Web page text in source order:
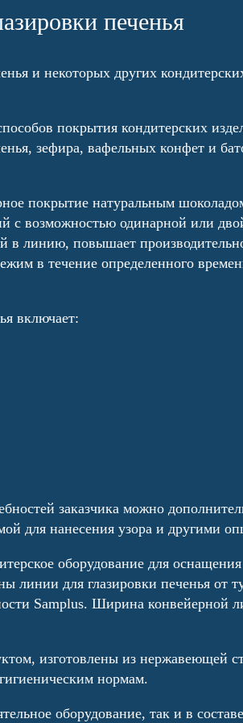
печенья
и некоторых других
покрытия кондитерских
зефира, вафельных конфет и
покрытие натуральным
с возможностью одинарной или
в линию, повышает
в течение определенного
включает:
заказчика можно
для нанесения узора и другими
оборудование для
линии для глазировки печенья от
Samplus. Ширина конвейерной
изготовлены из нержавеющей
нормам.
оборудование, так и в составе